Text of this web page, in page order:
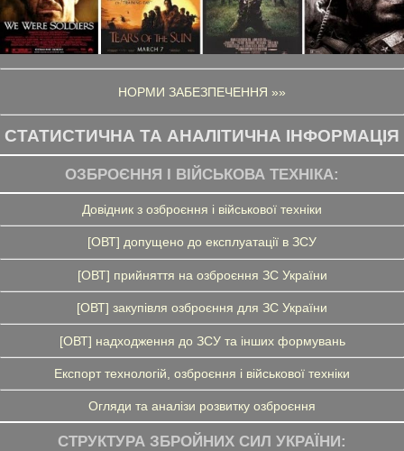
НОРМИ ЗАБЕЗПЕЧЕННЯ »»
СТАТИСТИЧНА ТА АНАЛІТИЧНА ІНФОРМАЦІЯ
ОЗБРОЄННЯ І ВІЙСЬКОВА ТЕХНІКА:
Довідник з озброєння і військової техніки
[ОВТ] допущено до експлуатації в ЗСУ
[ОВТ] прийняття на озброєння ЗС України
[ОВТ] закупівля озброєння для ЗС України
[ОВТ] надходження до ЗСУ та інших формувань
Експорт технологій, озброєння і військової техніки
Огляди та аналізи розвитку озброєння
СТРУКТУРА ЗБРОЙНИХ СИЛ УКРАЇНИ: